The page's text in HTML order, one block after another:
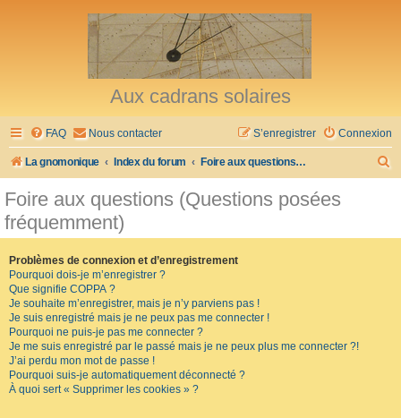
Aux cadrans solaires
FAQ Nous contacter Connexion
S’enregistrer
La gnomonique Index du forum Foire aux questions (Questions posées fréquemment)
Foire aux questions (Questions posées
fréquemment)
Problèmes de connexion et d’enregistrement
Pourquoi dois-je m’enregistrer ?
Que signifie COPPA ?
Je souhaite m’enregistrer, mais je n’y parviens pas !
Je suis enregistré mais je ne peux pas me connecter !
Pourquoi ne puis-je pas me connecter ?
Je me suis enregistré par le passé mais je ne peux plus me connecter ?!
J’ai perdu mon mot de passe !
Pourquoi suis-je automatiquement déconnecté ?
À quoi sert « Supprimer les cookies » ?